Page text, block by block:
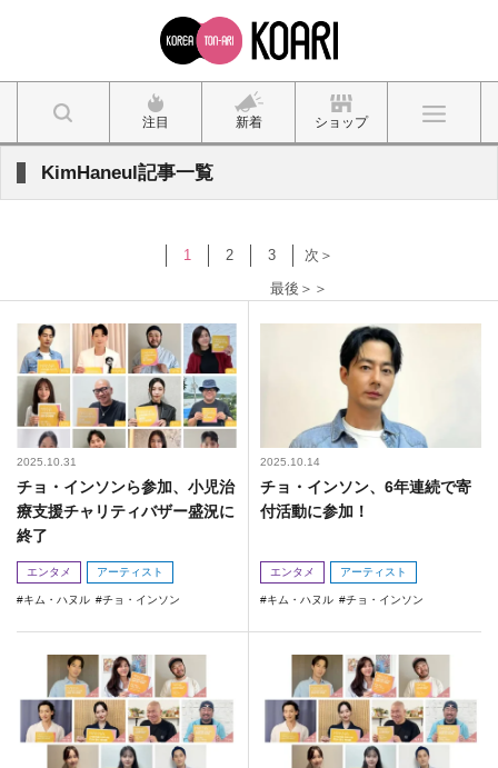
注目 新着 ショップ
KimHaneul記事一覧
1 2 3
次＞
最後＞＞
2025.10.31
チョ・インソンら参加、小児治
療支援チャリティバザー盛況に
終了
エンタメ アーティスト
キム・ハヌル チョ・インソン
2025.10.14
チョ・インソン、6年連続で寄
付活動に参加！
エンタメ アーティスト
キム・ハヌル チョ・インソン